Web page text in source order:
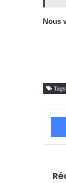
Nous
Tags